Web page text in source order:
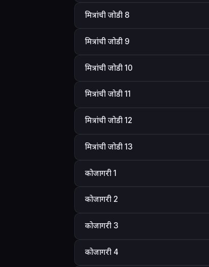
मित्रांची जोडी 8
मित्रांची जोडी 9
मित्रांची जोडी 10
मित्रांची जोडी 11
मित्रांची जोडी 12
मित्रांची जोडी 13
कोजागरी 1
कोजागरी 2
कोजागरी 3
कोजागरी 4